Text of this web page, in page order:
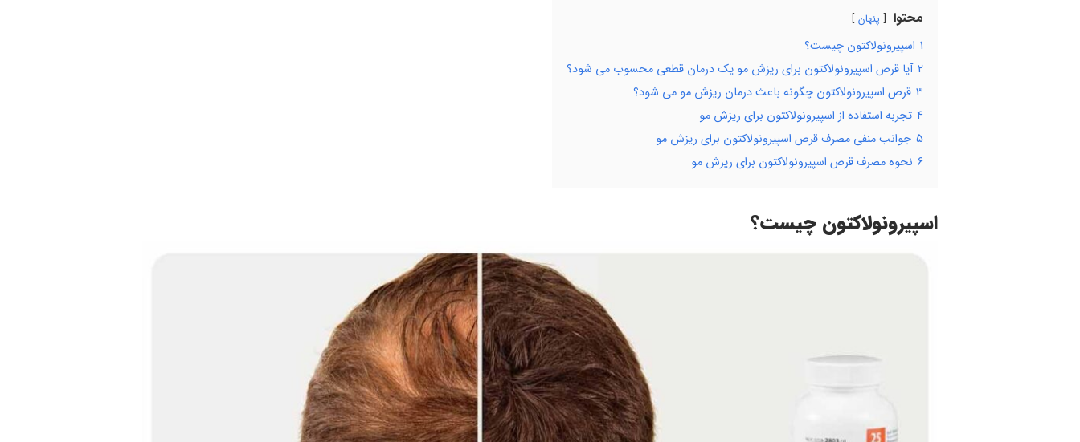
محتوا پنهان
1 اسپیرونولاکتون چیست؟
2 آیا قرص اسپیرونولاکتون برای ریزش مو یک درمان قطعی محسوب می شود؟
3 قرص اسپیرونولاکتون چگونه باعث درمان ریزش مو می شود؟
4 تجربه استفاده از اسپیرونولاکتون برای ریزش مو
5 جوانب منفی مصرف قرص اسپیرونولاکتون برای ریزش مو
6 نحوه مصرف قرص اسپیرونولاکتون برای ریزش مو
اسپیرونولاکتون چیست؟